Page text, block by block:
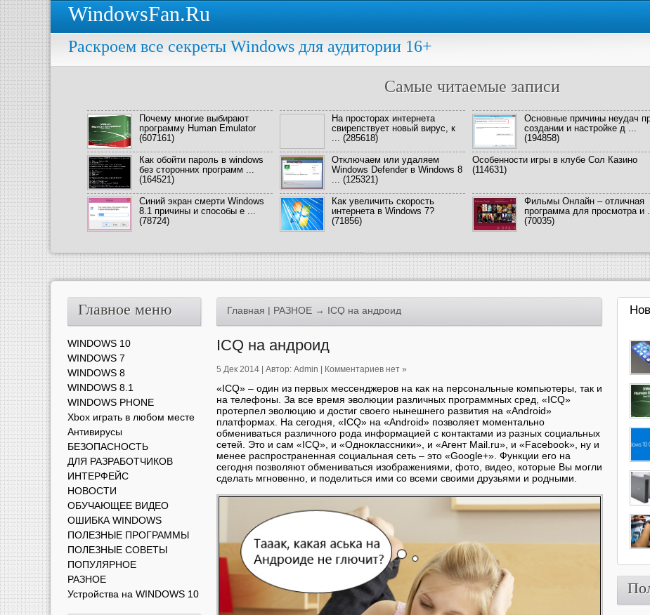
WindowsFan.Ru
Раскроем все секреты Windows для аудитории 16+
Самые читаемые записи
Почему многие выбирают
программу Human Emulator
(607161)
На просторах интернета
свирепствует новый вирус, к
... (285618)
Основные причины неудач
создании и настройке д ...
(194858)
Как обойти пароль в windows
без сторонних программ ...
(164521)
Отключаем или удаляем
Windows Defender в Windows 8
... (125321)
Особенности игры в клубе Сол Казино
(114631)
Синий экран смерти Windows
8.1 причины и способы е ...
(78724)
Как увеличить скорость
интернета в Windows 7?
(71856)
Фильмы Онлайн – отличная
программа для просмотра и
(70035)
Главная | РАЗНОЕ → ICQ на андроид
ICQ на андроид
5 Дек 2014 | Автор: Admin Комментариев нет »
«ICQ» – один из первых мессенджеров на как на персональные компьютеры, так и
на телефоны. За все время эволюции различных программных сред, «ICQ»
протерпел эволюцию и достиг своего нынешнего развития на «Android»
платформах. На сегодня, «ICQ» на «Android» позволяет моментально
обмениваться различного рода информацией с контактами из разных социальных
сетей. Это и сам «ICQ», и «Одноклассники», и «Агент Mail.ru», и «Facebook», ну и
менее распространенная социальная сеть – это «Google+». Функции его на
сегодня позволяют обмениваться изображениями, фото, видео, которые Вы могли
сделать мгновенно, и поделиться ими со всеми своими друзьями и родными.
Главное меню
WINDOWS 10
WINDOWS 7
WINDOWS 8
WINDOWS 8.1
WINDOWS PHONE
Xbox играть в любом месте
Антивирусы
БЕЗОПАСНОСТЬ
ДЛЯ РАЗРАБОТЧИКОВ
ИНТЕРФЕЙС
НОВОСТИ
ОБУЧАЮЩЕЕ ВИДЕО
ОШИБКА WINDOWS
ПОЛЕЗНЫЕ ПРОГРАММЫ
ПОЛЕЗНЫЕ СОВЕТЫ
ПОПУЛЯРНОЕ
РАЗНОЕ
Устройства на WINDOWS 10